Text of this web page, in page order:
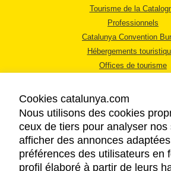
Tourisme de la
Professionnels
Catalunya Convention
Hébergements
Offices de tourisme
MENTIONS LÉGALES
RÈGLES DE
Cookies catalunya.com
Nous utilisons des cookies
ceux de tiers pour analyser nos
afficher des annonces
préférences des utilisateurs en
profil élaboré à partir de leurs